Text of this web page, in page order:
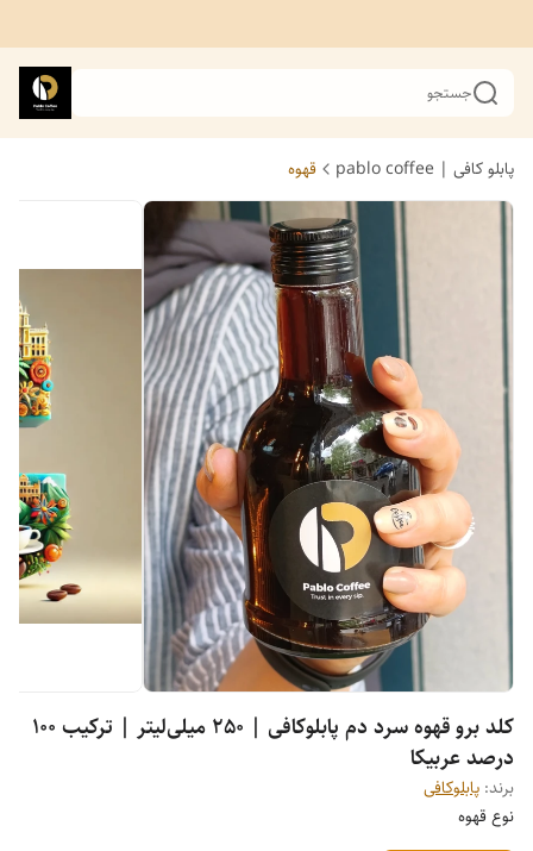
جستجو
پابلو کافی | pablo coffee قهوه
کلد برو قهوه سرد دم پابلوکافی | 250 میلی‌لیتر | ترکیب 100
درصد عربیکا
برند: پابلوکافی
نوع قهوه